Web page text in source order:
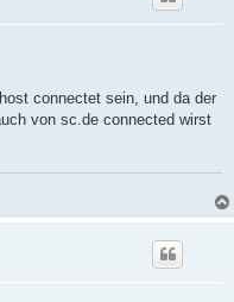
connectet sein, und da der
von sc.de connected wirst